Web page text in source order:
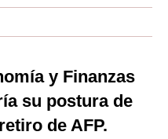
y Finanzas
su postura de
de AFP.